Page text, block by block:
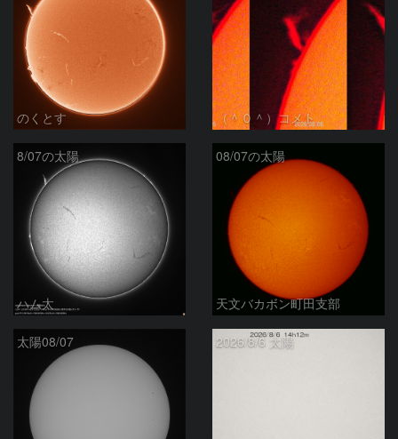
のくとす （＾０＾）コメト
8/07の太陽
ハム太
08/07の太陽
天文バカボン町田支部
太陽08/07 2026/8/6 太陽